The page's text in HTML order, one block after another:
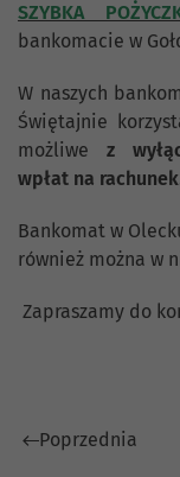
SZYBKA
bankomacie w
W naszych
Świętajnie
możliwe z
wpłat na rachunek
Bankomat w
również można w
Zapraszamy do
Poprzednia